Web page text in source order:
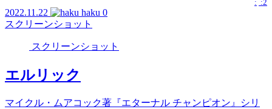
: :2
2022.11.22 haku 0
スクリーンショット
スクリーンショット
エルリック
マイクル・ムアコック著『エターナル チャンピオン』シリ